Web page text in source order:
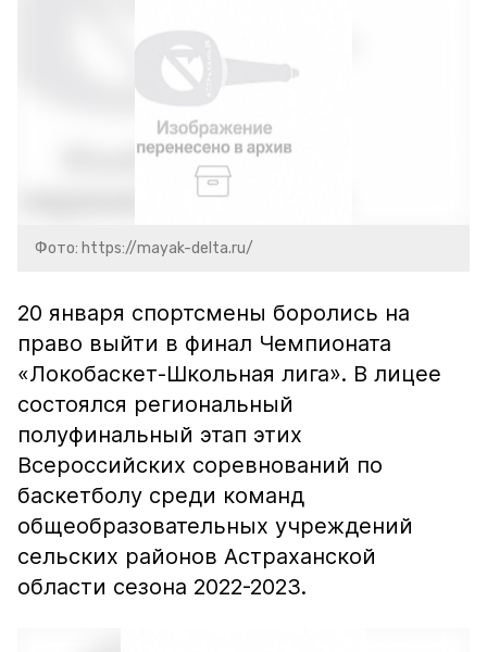
Фото: https://mayak-delta.ru/
20 января спортсмены боролись на
право выйти в финал Чемпионата
«Локобаскет-Школьная лига». В лицее
состоялся региональный
полуфинальный этап этих
Всероссийских соревнований по
баскетболу среди команд
общеобразовательных учреждений
сельских районов Астраханской
области сезона 2022-2023.